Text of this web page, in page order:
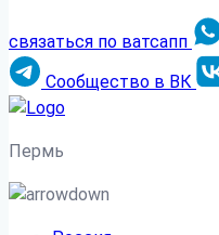
связаться по ватсапп
Сообщество в ВК
Пермь